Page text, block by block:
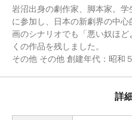
岩沼出身の劇作家、脚本家。
に参加し、日本の新劇界の中
画のシナリオでも「悪い奴ほ
くの作品を残しました。
その他 その他 創建年代：昭和
詳